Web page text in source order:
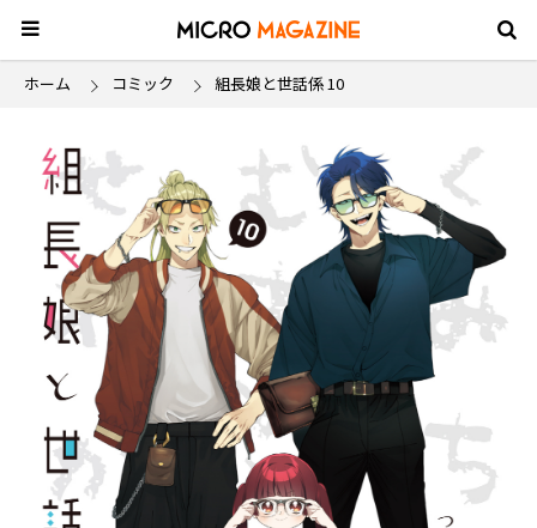
ホーム コミック 組長娘と世話係 10